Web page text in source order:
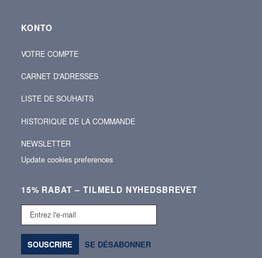
KONTO
VOTRE COMPTE
CARNET D'ADRESSES
LISTE DE SOUHAITS
HISTORIQUE DE LA COMMANDE
NEWSLETTER
Update cookies preferences
15% RABAT – TILMELD NYHEDSBREVET
Entrez
mail
SOUSCRIRE SE DÉSABONNER